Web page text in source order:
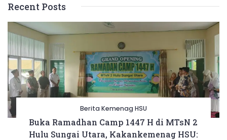
Recent Posts
Berita Kemenag HSU
Buka Ramadhan Camp 1447 H di MTsN 2
Hulu Sungai Utara, Kakankemenag HSU: